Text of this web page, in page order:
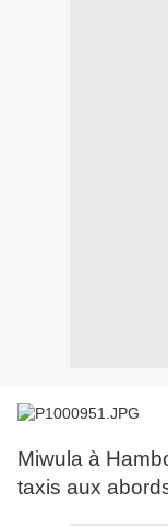
Miwula à
taxis aux